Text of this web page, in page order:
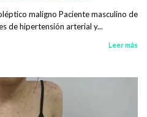
maligno Paciente masculino de
de hipertensión arterial y...
Leer más